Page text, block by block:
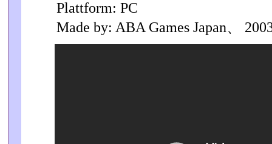
Plattform: PC
Made by: ABA Games Japan、